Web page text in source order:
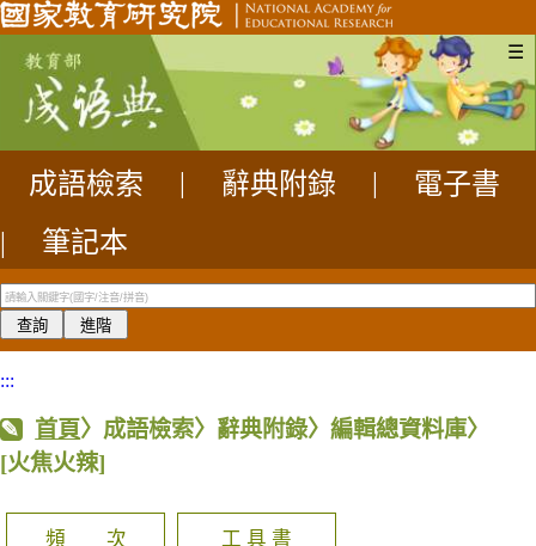
☰
成語檢索 辭典附錄
電子書
|
筆記本
:::
首頁〉成語檢索〉辭典附錄〉編輯總資料庫〉
[火焦火辣]
頻 次 工 具 書